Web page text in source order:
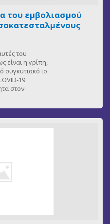
του εμβολιασμού
του
είναι η γρίπη,
συγκυτιακό ιο
19
στον